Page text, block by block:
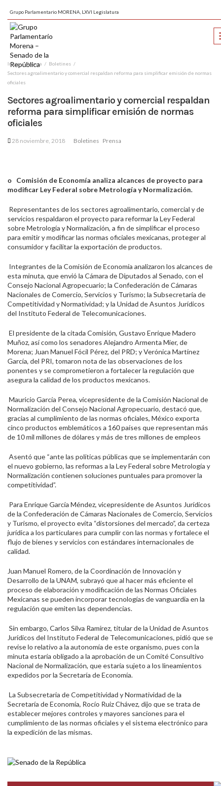
Grupo Parlamentario MORENA, LXVI Legislatura
Inicio Prensa
Boletines
Sectores agroalimentario y comercial respaldan reforma para simplificar emisión de normas
oficiales
Sectores agroalimentario y comercial respaldan
reforma para simplificar emisión de normas
oficiales
28 noviembre, 2018 Boletines Prensa
o Comisión de Economía analiza alcances de proyecto para
modificar Ley Federal sobre Metrología y Normalización.
Representantes de los sectores agroalimentario, comercial y de
servicios respaldaron el proyecto para reformar la Ley Federal
sobre Metrología y Normalización, a fin de simplificar el proceso
para emitir y modificar las normas oficiales mexicanas, proteger al
consumidor y facilitar la exportación de productos.
Integrantes de la Comisión de Economía analizaron los alcances de
esta minuta, que envió la Cámara de Diputados al Senado, con el
Consejo Nacional Agropecuario; la Confederación de Cámaras
Nacionales de Comercio, Servicios y Turismo; la Subsecretaría de
Competitividad y Normatividad; y la Unidad de Asuntos Jurídicos
del Instituto Federal de Telecomunicaciones.
El presidente de la citada Comisión, Gustavo Enrique Madero
Muñoz, así como los senadores Alejandro Armenta Mier, de
Morena; Juan Manuel Fócil Pérez, del PRD; y Verónica Martínez
García, del PRI, tomaron nota de las observaciones de los
ponentes y se comprometieron a fortalecer la regulación que
asegura la calidad de los productos mexicanos.
Mauricio García Perea, vicepresidente de la Comisión Nacional de
Normalización del Consejo Nacional Agropecuario, destacó que,
gracias al cumplimiento de las normas oficiales, México exporta
cinco productos emblemáticos a 160 países que representan más
de 10 mil millones de dólares y más de tres millones de empleos
Asentó que “ante las políticas públicas que se implementarán con
el nuevo gobierno, las reformas a la Ley Federal sobre Metrología y
Normalización contienen soluciones puntuales para promover la
competitividad”.
Para Enrique García Méndez, vicepresidente de Asuntos Jurídicos
de la Confederación de Cámaras Nacionales de Comercio, Servicios
y Turismo, el proyecto evita “distorsiones del mercado”, da certeza
jurídica a los particulares para cumplir con las normas y fortalece el
flujo de bienes y servicios con estándares internacionales de
calidad.
Juan Manuel Romero, de la Coordinación de Innovación y
Desarrollo de la UNAM, subrayó que al hacer más eficiente el
proceso de elaboración y modificación de las Normas Oficiales
Mexicanas se pueden incorporar tecnologías de vanguardia en la
regulación que emiten las dependencias.
Sin embargo, Carlos Silva Ramírez, titular de la Unidad de Asuntos
Jurídicos del Instituto Federal de Telecomunicaciones, pidió que se
revise lo relativo a la autonomía de este organismo, pues con la
minuta estaría obligado a la aprobación de un Comité Consultivo
Nacional de Normalización, que estaría sujeto a los lineamientos
expedidos por la Secretaría de Economía.
La Subsecretaria de Competitividad y Normatividad de la
Secretaría de Economía, Rocío Ruiz Chávez, dijo que se trata de
establecer mejores controles y mayores sanciones para el
cumplimiento de las normas oficiales y el sistema electrónico para
la expedición de las mismas.